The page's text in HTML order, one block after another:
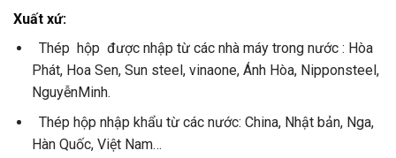
Xuất xứ:
Thép hộp được nhập từ các nhà máy trong nước : Hòa
Phát, Hoa Sen, Sun steel, vinaone, Ánh Hòa, Nipponsteel,
NguyễnMinh.
Thép hộp nhập khẩu từ các nước: China, Nhật bản, Nga,
Hàn Quốc, Việt Nam…